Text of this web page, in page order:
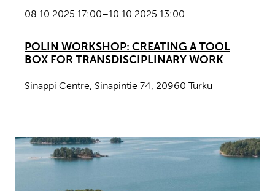
08.10.2025 17:00–10.10.2025 13:00
POLIN WORKSHOP: CREATING A TOOL
BOX FOR TRANSDISCIPLINARY WORK
Sinappi Centre, Sinapintie 74, 20960 Turku